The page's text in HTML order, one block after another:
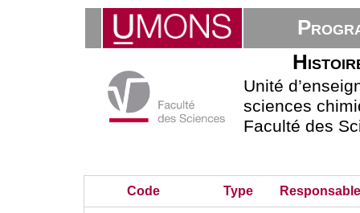
Unité
sciences
Faculté des
Code Type Responsable